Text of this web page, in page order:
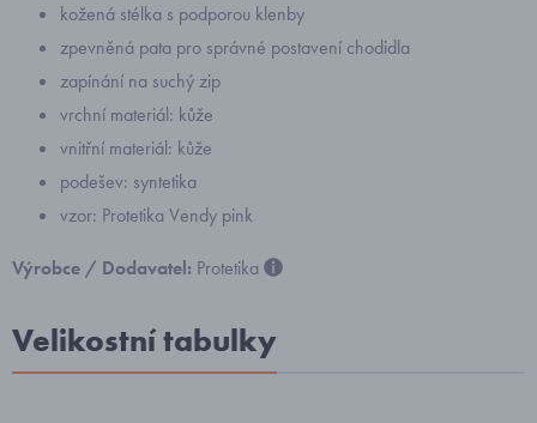
kožená stélka s podporou klenby
zpevněná pata pro správné postavení chodidla
zapínání na suchý zip
vrchní materiál: kůže
vnitřní materiál: kůže
podešev: syntetika
vzor: Protetika Vendy pink
Výrobce / Dodavatel: Protetika
Velikostní tabulky